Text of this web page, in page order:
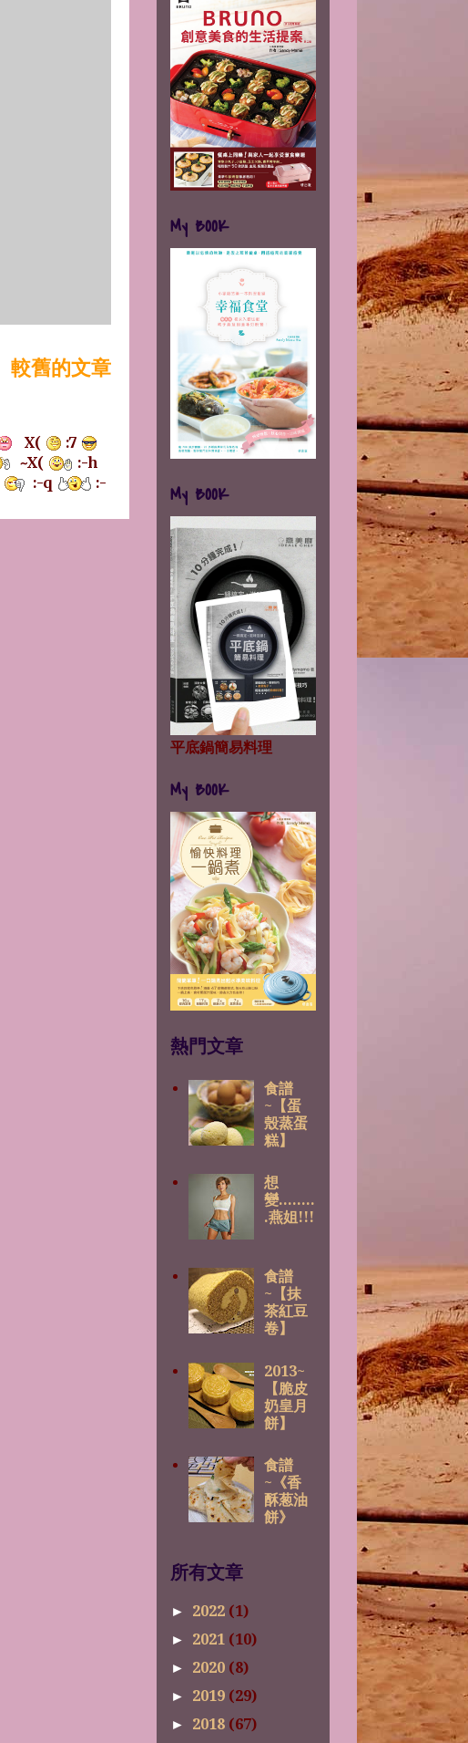
較舊的文章
X(
:7
~X(
:-h
:-q
:-
My BOOK
My BOOK
平底鍋簡易料理
My BOOK
熱門文章
食譜
~【蛋
殼蒸蛋
糕】
想
變........
.燕姐!!!
食譜
~【抹
茶紅豆
卷】
2013~
【脆皮
奶皇月
餅】
食譜
~《香
酥葱油
餅》
所有文章
► 2022 (1)
► 2021 (10)
► 2020 (8)
► 2019 (29)
► 2018 (67)